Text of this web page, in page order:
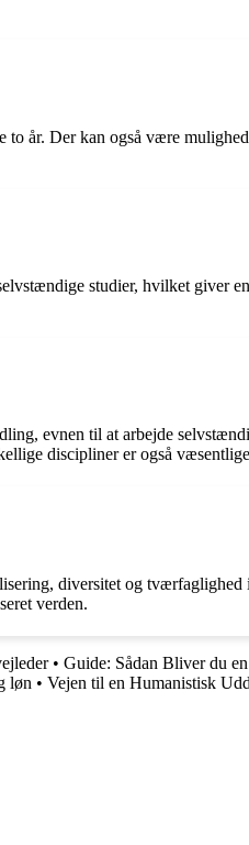
to år. Der kan også være
studier, hvilket giver
evnen til at arbejde
discipliner er også
diversitet og
verden.
• Guide: Sådan Bliver du
løn • Vejen til en Humanistisk